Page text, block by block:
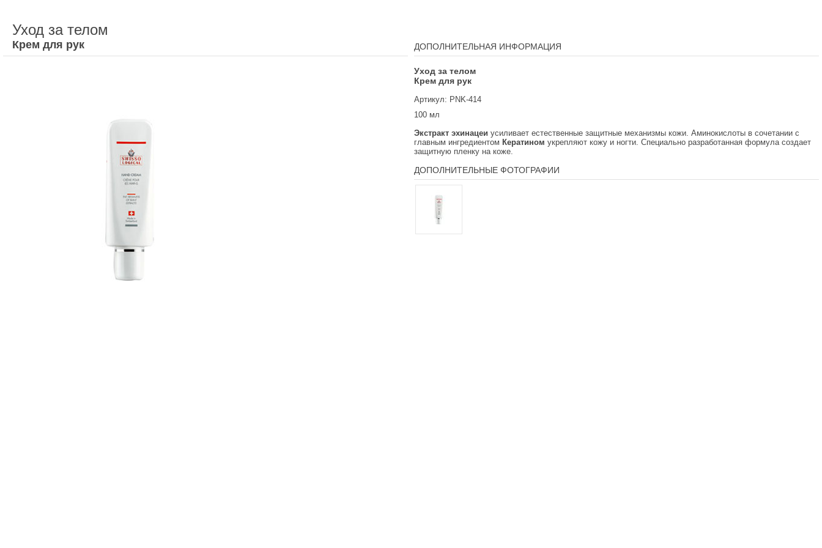
Уход за телом
Крем для рук ДОПОЛНИТЕЛЬНАЯ ИНФОРМАЦИЯ
Уход за телом
Крем для рук
Артикул: PNK-414
100 мл
Экстракт эхинацеи усиливает естественные защитные механизмы кожи. Аминокислоты в сочетании с
главным ингредиентом Кератином укрепляют кожу и ногти. Специально разработанная формула создает
защитную пленку на коже.
ДОПОЛНИТЕЛЬНЫЕ ФОТОГРАФИИ